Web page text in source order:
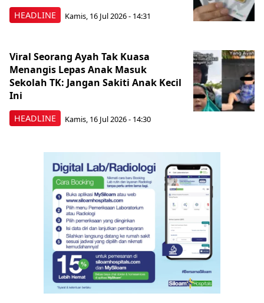
HEADLINE Kamis, 16 Jul 2026 - 14:31
HEADLINE
Viral Seorang Ayah Tak Kuasa
Menangis Lepas Anak Masuk
Sekolah TK: Jangan Sakiti Anak Kecil
Ini
Kamis, 16 Jul 2026 - 14:30